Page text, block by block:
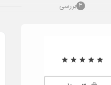
3 بررسی